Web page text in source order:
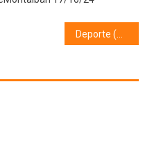
Deporte (01/06/26)